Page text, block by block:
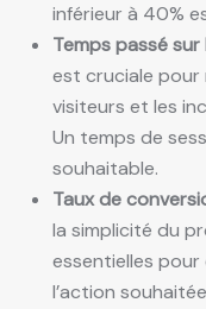
inférieur à 40%
Temps passé sur
est cruciale pour
visiteurs et les
Un temps de
souhaitable.
Taux de
la simplicité du
essentielles pour
l’action